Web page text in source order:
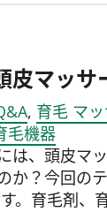
皮マッサ
, 育毛 マ
毛機器
は、頭皮マ
か？今回の
。育毛剤、